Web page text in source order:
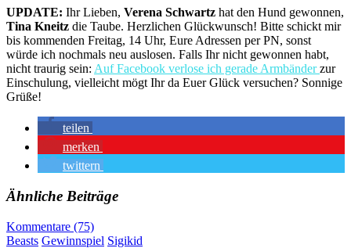
UPDATE: Ihr Lieben, Verena Schwartz hat den Hund gewonnen,
Tina Kneitz die Taube. Herzlichen Glückwunsch! Bitte schickt mir
bis kommenden Freitag, 14 Uhr, Eure Adressen per PN, sonst
würde ich nochmals neu auslosen. Falls Ihr nicht gewonnen habt,
nicht traurig sein: Auf Facebook verlose ich gerade Armbänderzur
Einschulung, vielleicht mögt Ihr da Euer Glück versuchen? Sonnige
Grüße!
teilen
merken
twittern
Ähnliche Beiträge
Kommentare (75)
Beasts Gewinnspiel Sigikid